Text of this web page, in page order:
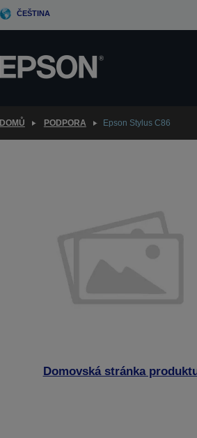
ČEŠTINA
DOMŮ PODPORA Epson Stylus C86
Domovská stránka